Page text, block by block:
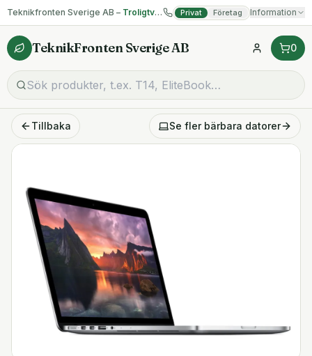
Teknikfronten Sverige AB – Troligtvis billigast på begagnad IT! Privat Företag Information
TeknikFronten Sverige AB 0
Tillbaka Se fler bärbara datorer